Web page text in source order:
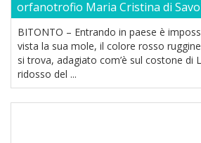
orfanotrofio Maria Cristina di
BITONTO – Entrando in paese è
vista la sua mole, il colore rosso
si trova, adagiato com’è sul costone di
ridosso del ...